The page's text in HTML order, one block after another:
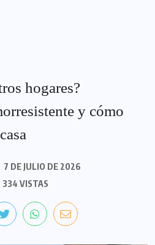
hogares?
y cómo
7 DE JULIO DE 2026
334 VISTAS